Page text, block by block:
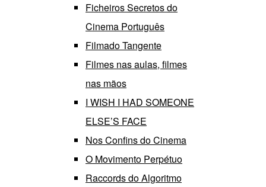
Ficheiros Secretos do
Cinema Português
Filmado Tangente
Filmes nas aulas, filmes
nas mãos
I WISH I HAD SOMEONE
ELSE’S FACE
Nos Confins do Cinema
O Movimento Perpétuo
Raccords do Algoritmo